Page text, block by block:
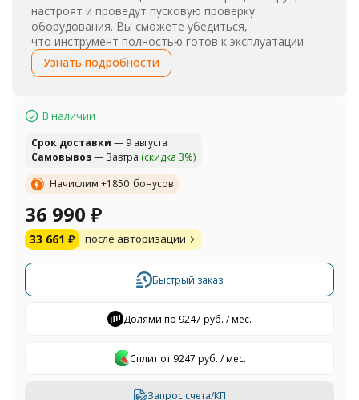
настроят и проведут пусковую проверку
оборудования. Вы сможете убедиться,
что инструмент полностью готов к эксплуатации.
Узнать подробности
В наличии
Cрок доставки — 9 августа
Самовывоз— Завтра (скидка 3%)
Начислим +1850 бонусов
36 990 ₽
33 661 ₽ после авторизации
Быстрый заказ
Долями по 9247 руб. / мес.
Сплит от 9247 руб. / мес.
Запрос счета/КП